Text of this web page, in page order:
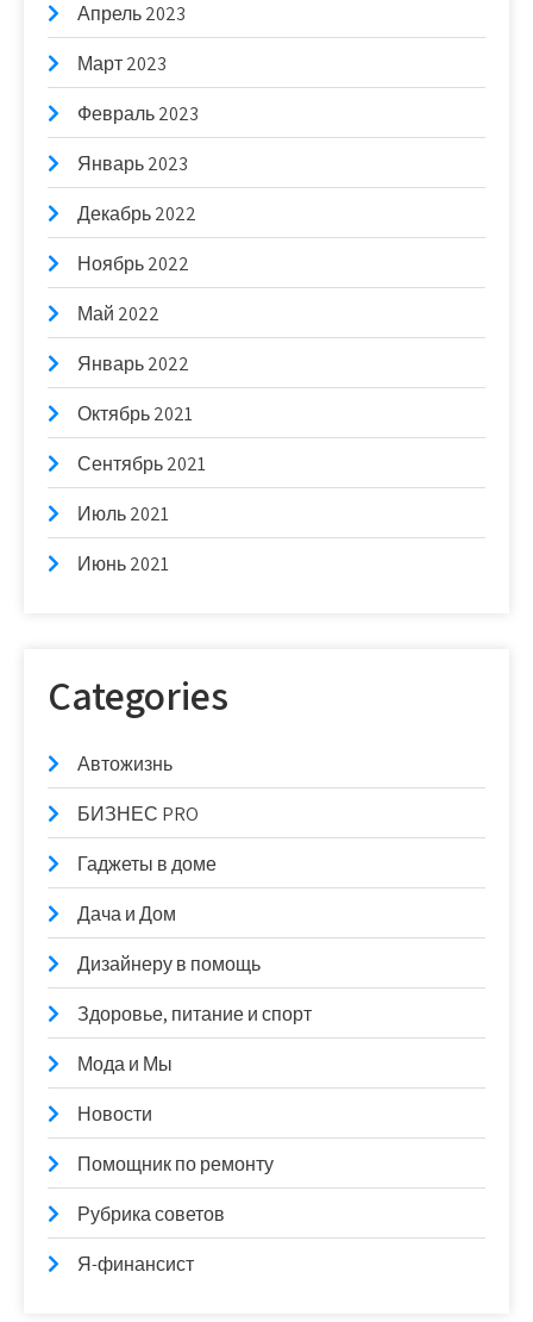
Апрель 2023
Март 2023
Февраль 2023
Январь 2023
Декабрь 2022
Ноябрь 2022
Май 2022
Январь 2022
Октябрь 2021
Сентябрь 2021
Июль 2021
Июнь 2021
Categories
Автожизнь
БИЗНЕС PRO
Гаджеты в доме
Дача и Дом
Дизайнеру в помощь
Здоровье, питание и спорт
Мода и Мы
Новости
Помощник по ремонту
Рубрика советов
Я-финансист